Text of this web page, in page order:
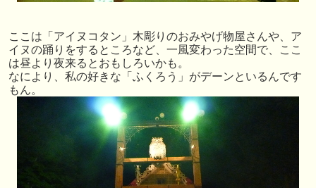
ここは「アイヌコタン」木彫りのおみやげ物屋さんや、ア
イヌの踊りをするところなど、一風変わった空間で、ここ
は昼より夜来るとおもしろいかも。
なにより、私の好きな「ふくろう」がデーンといるんです
もん。